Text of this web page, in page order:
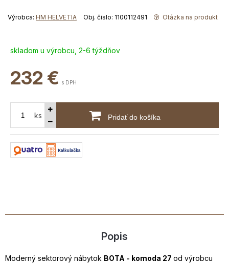
Výrobca: HM HELVETIA Obj. čislo: 1100112491 Otázka na produkt
skladom u výrobcu, 2-6 týždňov
232 € s DPH
ks Pridať do košíka
Popis
Moderný sektorový nábytok BOTA - komoda 27 od výrobcu